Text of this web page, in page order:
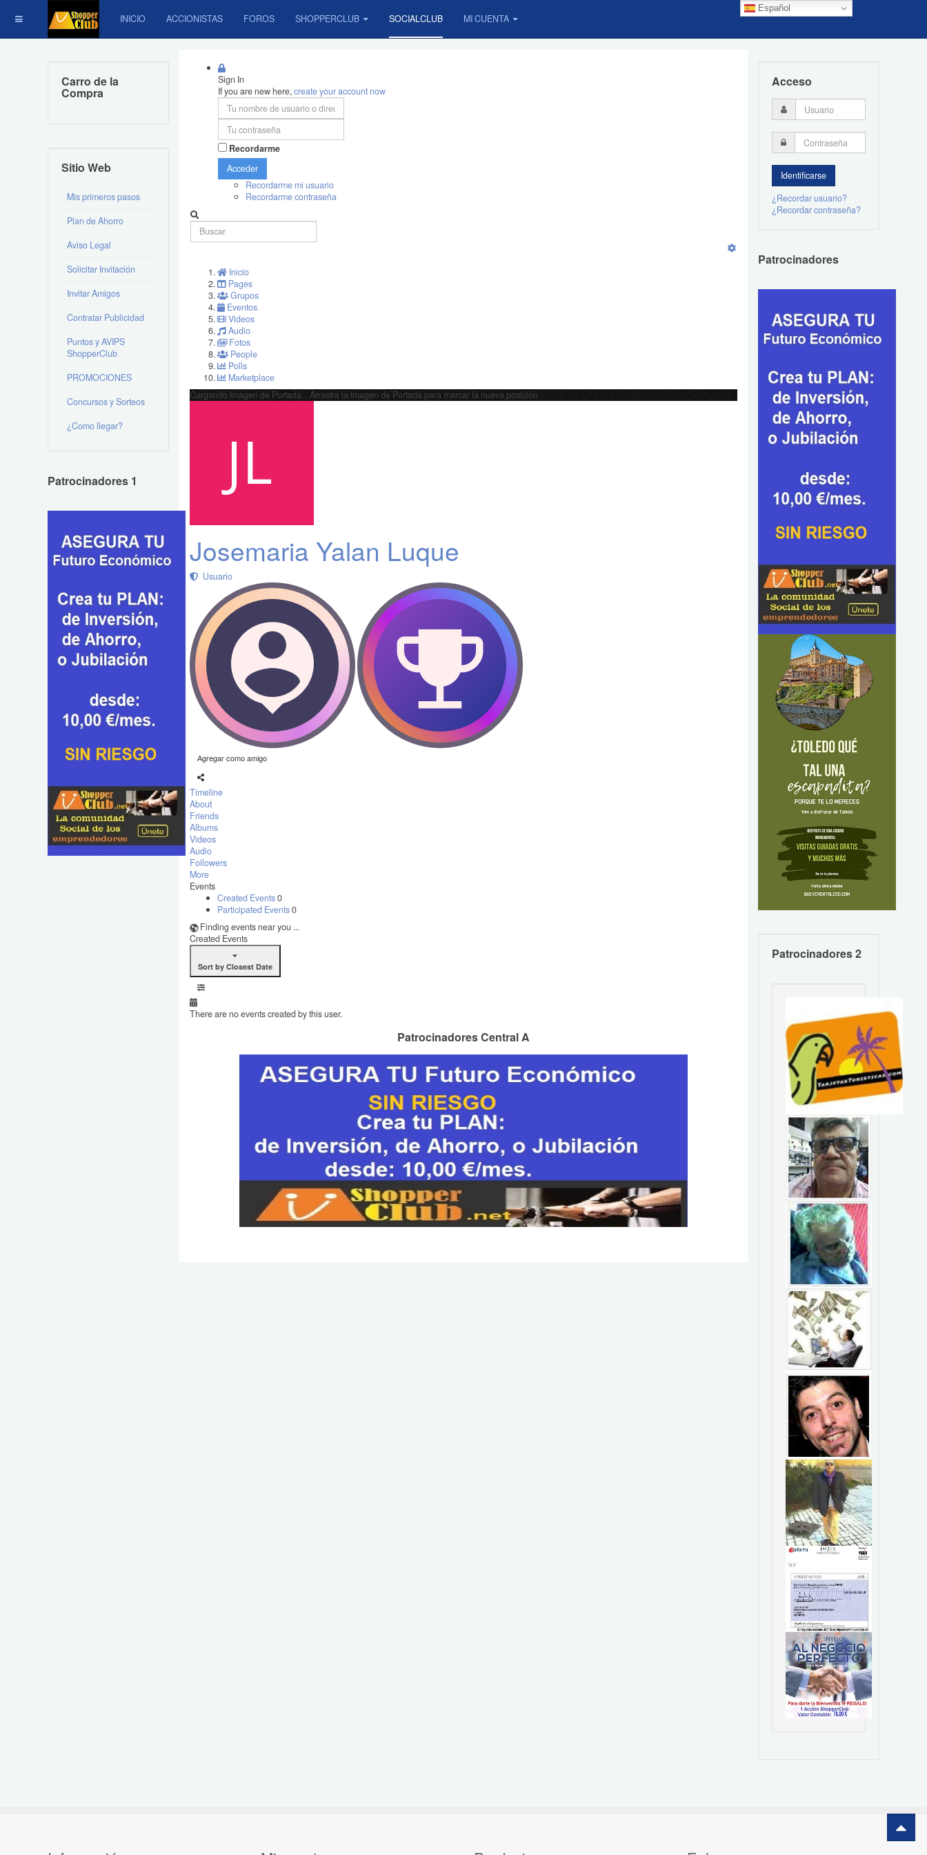
Español
INICIO ACCIONISTAS FOROS SHOPPERCLUB SOCIALCLUB MI CUENTA
Sign In
If you are new here,create your account now
Recordarme
Acceder
Recordarme mi usuario
Recordarme contraseña
Inicio
Pages
Grupos
Eventos
Videos
Audio
Fotos
People
Polls
Marketplace
Cargando Imagen de Portada... Arrastra la Imagen de Portada para marcar la nueva posición
Josemaria Yalan Luque
Usuario
Agregar como amigo
Timeline
About
Friends
Albums
Videos
Audio
Followers
More
Events
Created Events0
Participated Events0
Finding events near you ...
Created Events
Sort by Closest Date
There are no events created by this user.
Patrocinadores Central A
Carro de la
Compra
Sitio Web
Mis primeros pasos
Plan de Ahorro
Aviso Legal
Solicitar Invitación
Invitar Amigos
Contratar Publicidad
Puntos y AVIPS
ShopperClub
PROMOCIONES
Concursos y Sorteos
¿Como llegar?
Patrocinadores 1
Acceso
¿Recordar usuario?
¿Recordar contraseña?
Patrocinadores
Patrocinadores 2